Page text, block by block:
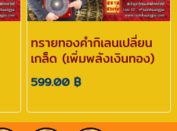
ทรายทองคำกิเลนเปลี่ยน
เกล็ด (เพิ่มพลังเงินทอง)
599.00 ฿